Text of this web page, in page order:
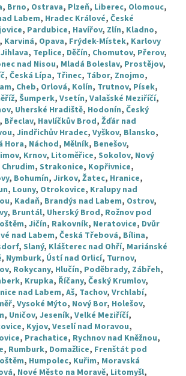
, Brno, Ostrava, Plzeň, Liberec, Olomouc,
Labem, Hradec Králové, České
, Pardubice, Havířov, Zlín, Kladno,
, Karviná, Opava, Frýdek-Místek, Karlovy
Jihlava, Teplice, Děčín, Chomutov, Přerov,
nad Nisou, Mladá Boleslav, Prostějov,
, Česká Lípa, Třinec, Tábor, Znojmo,
, Cheb, Orlová, Kolín, Trutnov, Písek,
, Šumperk, Vsetín, Valašské Meziříčí,
, Uherské Hradiště, Hodonín, Český
, Břeclav, Havlíčkův Brod, Žďár nad
, Jindřichův Hradec, Vyškov, Blansko,
Hora, Náchod, Mělník, Benešov,
, Krnov, Litoměřice, Sokolov, Nový
Chrudim, Strakonice, Kopřivnice,
, Bohumín, Jirkov, Žatec, Hranice,
, Louny, Otrokovice, Kralupy nad
, Kadaň, Brandýs nad Labem, Ostrov,
, Bruntál, Uherský Brod, Rožnov pod
, Jičín, Rakovník, Neratovice, Dvůr
nad Labem, Česká Třebová, Bílina,
, Slaný, Klášterec nad Ohří, Mariánské
, Nymburk, Ústí nad Orlicí, Turnov,
, Rokycany, Hlučín, Poděbrady, Zábřeh,
, Krupka, Říčany, Český Krumlov,
nad Labem, Aš, Tachov, Vrchlabí,
, Vysoké Mýto, Nový Bor, Holešov,
, Uničov, Jeseník, Velké Meziříčí,
, Kyjov, Veselí nad Moravou,
, Prachatice, Rychnov nad Kněžnou,
, Rumburk, Domažlice, Frenštát pod
, Humpolec, Kuřim, Moravská
, Nové Město na Moravě, Litomyšl,